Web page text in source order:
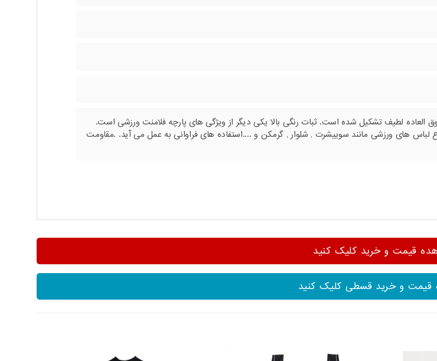
العاده لطیف تشکیل شده است. ثبات رنگی بالا یکی دیگر از ویژگی های پارچه فلامنت ورزشی است.
لباس های ورزشی مانند سوییشرت , شلوار , گرمکن و ....استفاده های فراوانی به عمل می آید. .مقاومت
قیمت و خرید کلیک کنید
و خرید قسطی کلیک کنید